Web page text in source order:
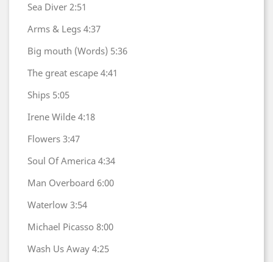
Sea Diver 2:51
Arms & Legs 4:37
Big mouth (Words) 5:36
The great escape 4:41
Ships 5:05
Irene Wilde 4:18
Flowers 3:47
Soul Of America 4:34
Man Overboard 6:00
Waterlow 3:54
Michael Picasso 8:00
Wash Us Away 4:25